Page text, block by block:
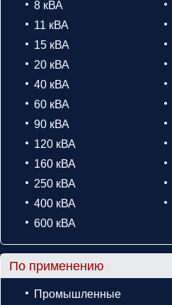
8 кВА
11 кВА
15 кВА
20 кВА
40 кВА
60 кВА
90 кВА
120 кВА
160 кВА
250 кВА
400 кВА
600 кВА
По применению
Промышленные